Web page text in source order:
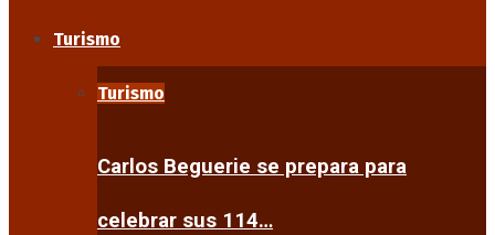
Turismo
Turismo
Carlos Beguerie se prepara para
celebrar sus 114…